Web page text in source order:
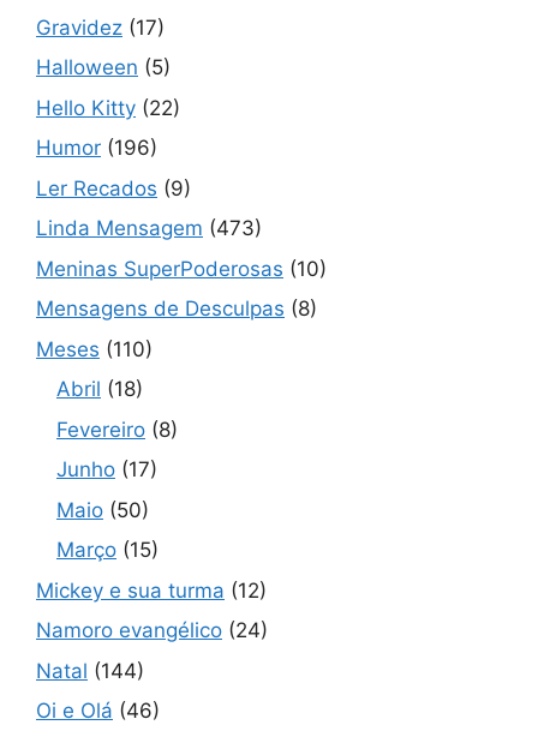
Gravidez (17)
Halloween (5)
Hello Kitty (22)
Humor (196)
Ler Recados (9)
Linda Mensagem (473)
Meninas SuperPoderosas (10)
Mensagens de Desculpas (8)
Meses (110)
Abril (18)
Fevereiro (8)
Junho (17)
Maio (50)
Março (15)
Mickey e sua turma (12)
Namoro evangélico (24)
Natal (144)
Oi e Olá (46)